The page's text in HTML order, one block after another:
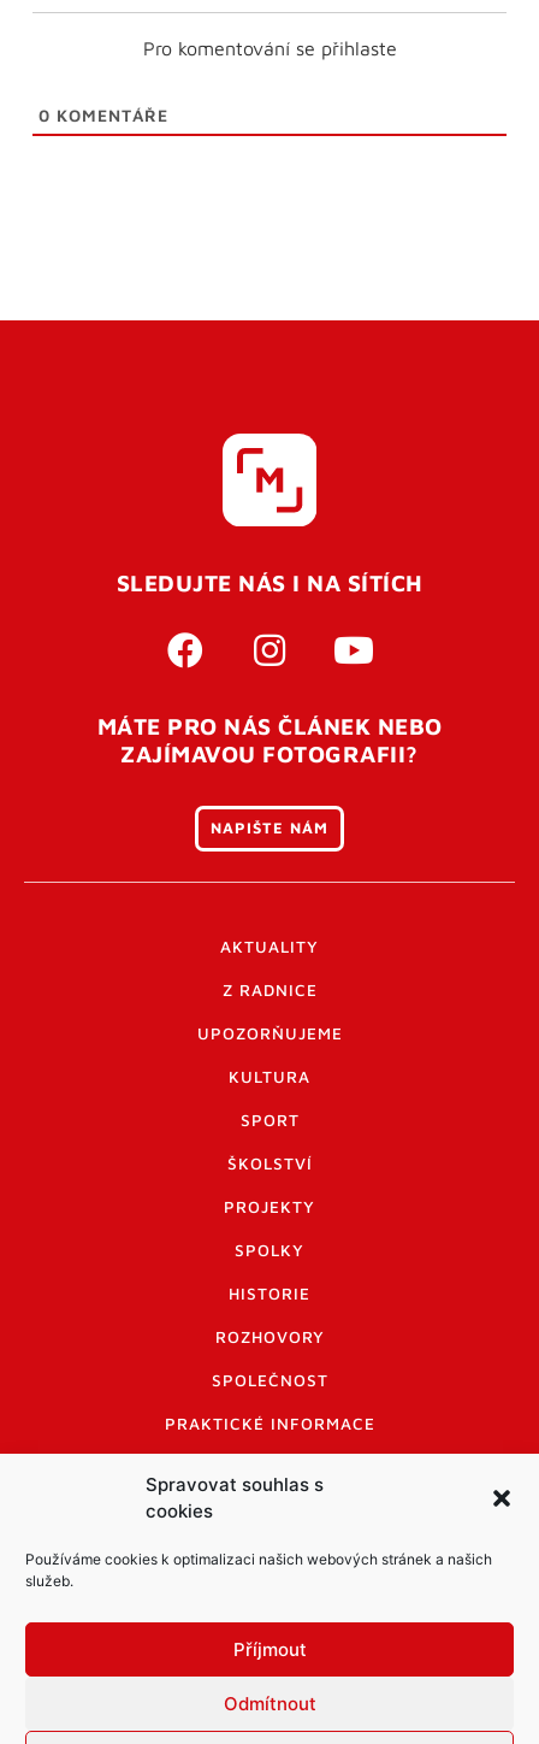
Spravovat souhlas s
cookies
Používáme cookies k optimalizaci našich webových stránek a našich
služeb.
Příjmout
Odmítnout
Pro komentování se přihlaste
0 KOMENTÁŘE
SLEDUJTE NÁS I NA SÍTÍCH
MÁTE PRO NÁS ČLÁNEK NEBO
ZAJÍMAVOU FOTOGRAFII?
NAPIŠTE NÁM
AKTUALITY
Z RADNICE
UPOZORŇUJEME
KULTURA
SPORT
ŠKOLSTVÍ
PROJEKTY
SPOLKY
HISTORIE
ROZHOVORY
SPOLEČNOST
PRAKTICKÉ INFORMACE
INFORMACE A KODEX DISKUTUJÍCÍCH
LOGO A LOGO MANUÁL
Informace o zpracování osobních údajů